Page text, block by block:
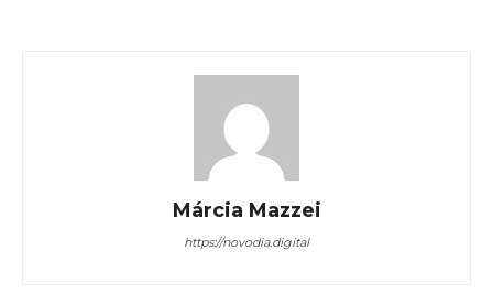
Márcia Mazzei
https://novodia.digital